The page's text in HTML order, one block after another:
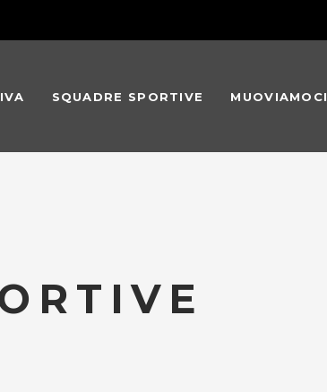
SQUADRE SPORTIVE MUOVIAMOCI